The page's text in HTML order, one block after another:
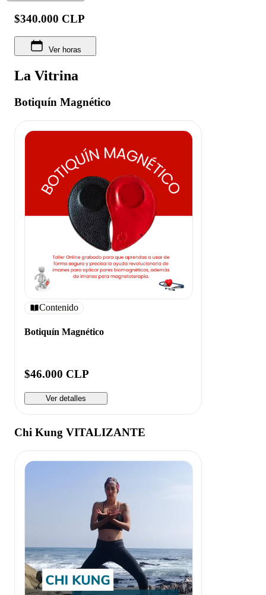
$340.000 CLP
Ver horas
La Vitrina
Botiquín Magnético
Contenido
Botiquín Magnético
$46.000 CLP
Ver detalles
Chi Kung VITALIZANTE